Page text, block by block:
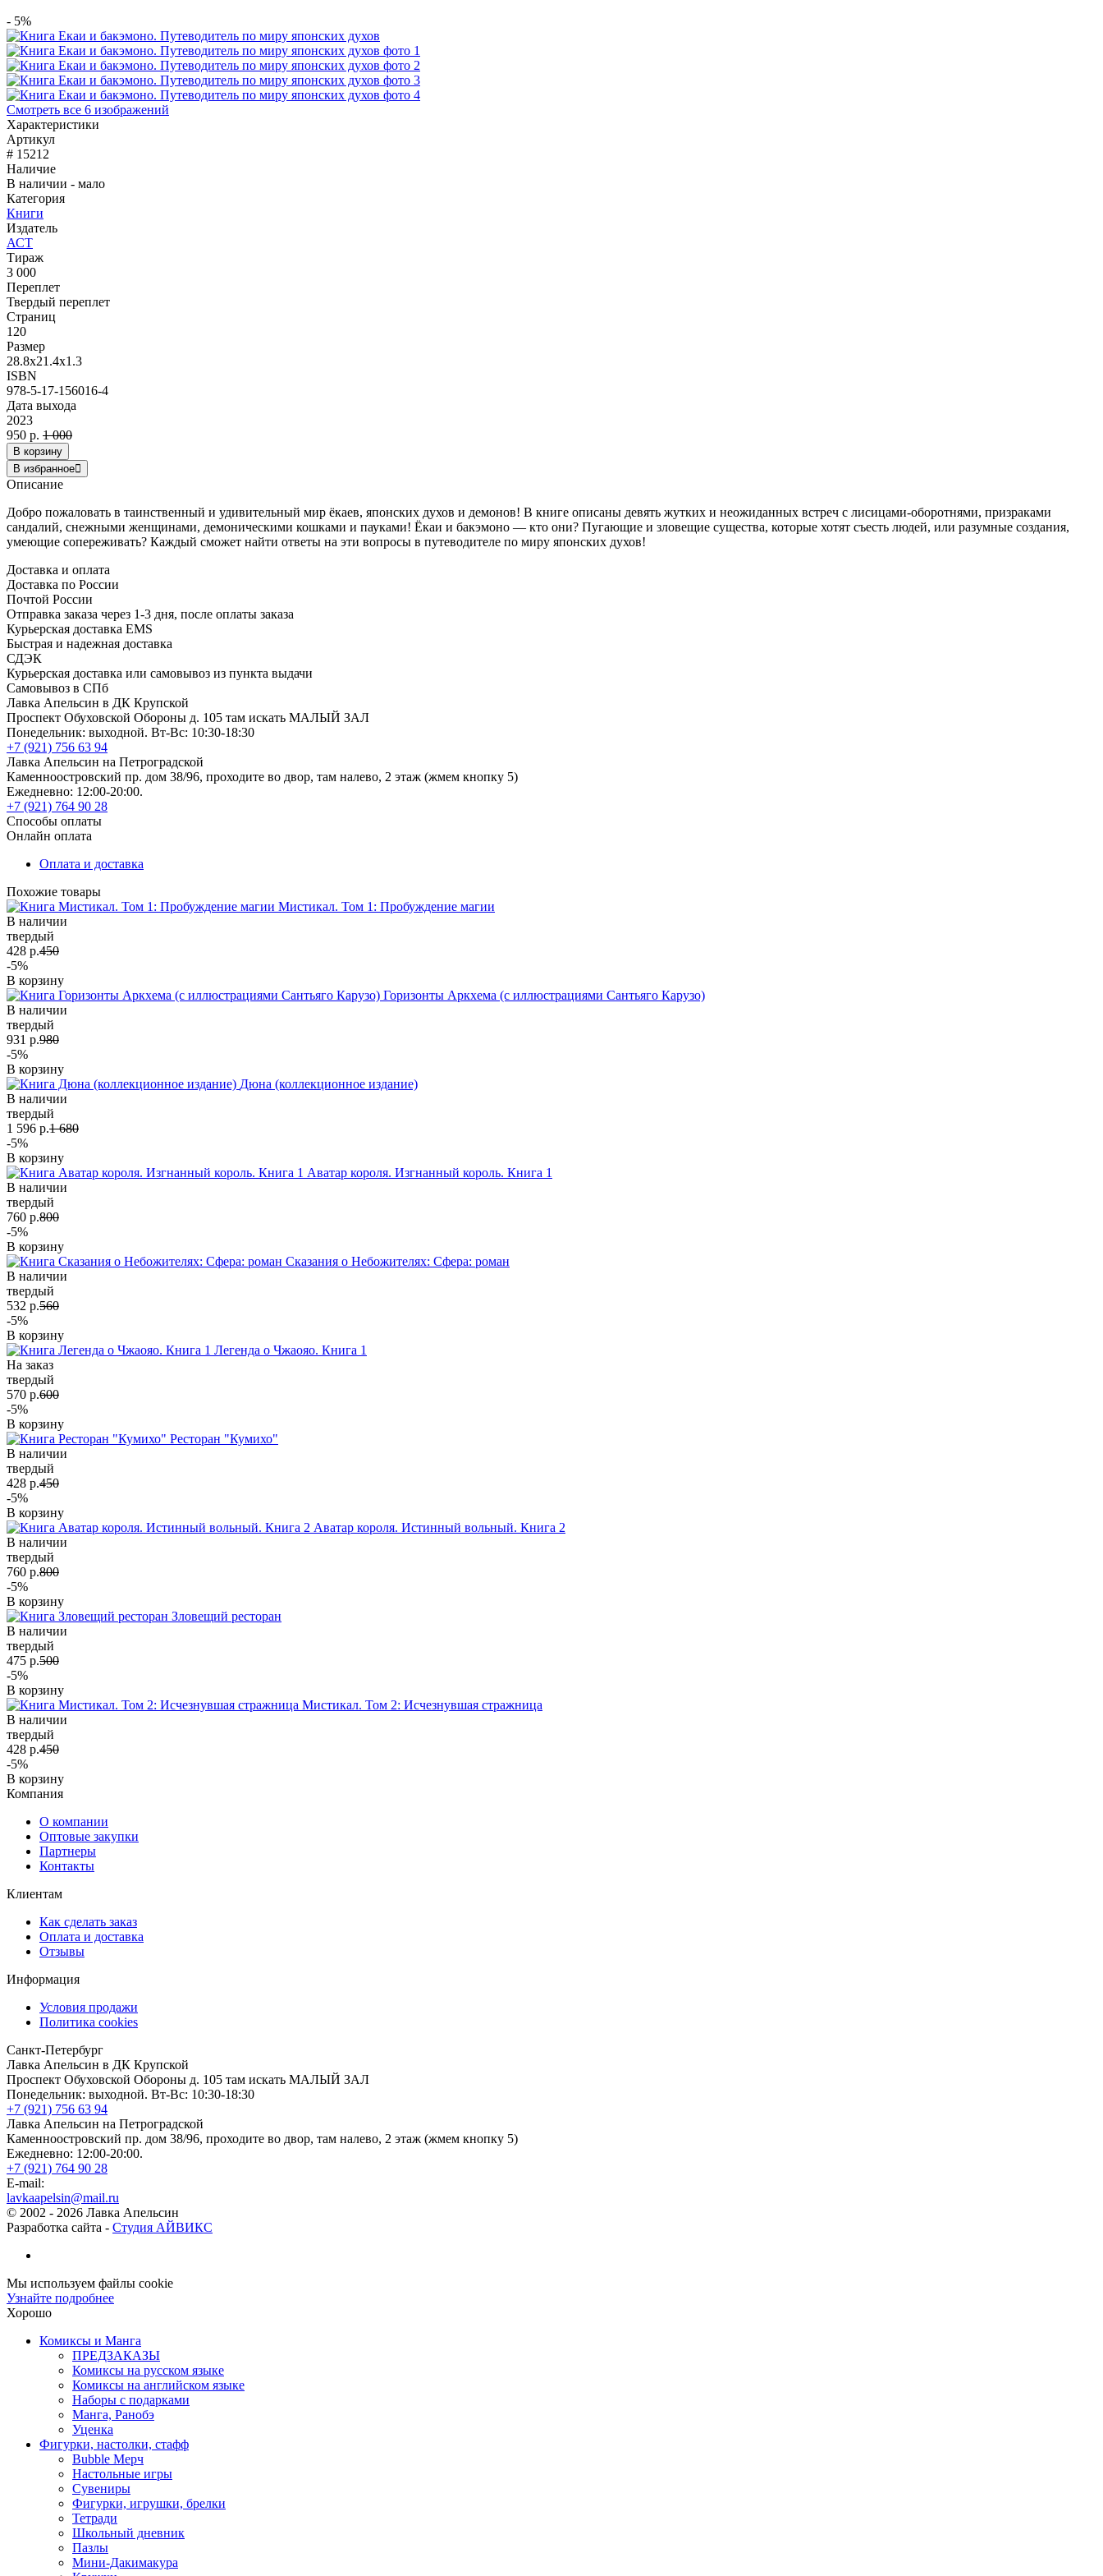
- 5%
Смотреть все 6 изображений
Характеристики
Артикул
# 15212
Наличие
В наличии - мало
Категория
Книги
Издатель
АСТ
Тираж
3 000
Переплет
Твердый переплет
Страниц
120
Размер
28.8x21.4x1.3
ISBN
978-5-17-156016-4
Дата выхода
2023
950 р. 1 000
В корзину
В избранное
Описание
Добро пожаловать в таинственный и удивительный мир ёкаев, японских духов и демонов! В книге описаны девять жутких и неожиданных встреч с лисицами-оборотнями, призраками
сандалий, снежными женщинами, демоническими кошками и пауками! Ёкаи и бакэмоно — кто они? Пугающие и зловещие существа, которые хотят съесть людей, или разумные создания,
умеющие сопереживать? Каждый сможет найти ответы на эти вопросы в путеводителе по миру японских духов!
Доставка и оплата
Доставка по России
Почтой России
Отправка заказа через 1-3 дня, после оплаты заказа
Курьерская доставка EMS
Быстрая и надежная доставка
СДЭК
Курьерская доставка или самовывоз из пункта выдачи
Самовывоз в СПб
Лавка Апельсин в ДК Крупской
Проспект Обуховской Обороны д. 105 там искать МАЛЫЙ ЗАЛ
Понедельник: выходной. Вт-Вс: 10:30-18:30
+7 (921) 756 63 94
Лавка Апельсин на Петроградской
Каменноостровский пр. дом 38/96, проходите во двор, там налево, 2 этаж (жмем кнопку 5)
Ежедневно: 12:00-20:00.
+7 (921) 764 90 28
Способы оплаты
Онлайн оплата
Оплата и доставка
Похожие товары
Мистикал. Том 1: Пробуждение магии
В наличии
твердый
428 р.450
-5%
В корзину
Горизонты Аркхема (с иллюстрациями Сантьяго Карузо)
В наличии
твердый
931 р.980
-5%
В корзину
Дюна (коллекционное издание)
В наличии
твердый
1 596 р.1 680
-5%
В корзину
Аватар короля. Изгнанный король. Книга 1
В наличии
твердый
760 р.800
-5%
В корзину
Сказания о Небожителях: Сфера: роман
В наличии
твердый
532 р.560
-5%
В корзину
Легенда о Чжаояо. Книга 1
На заказ
твердый
570 р.600
-5%
В корзину
Ресторан "Кумихо"
В наличии
твердый
428 р.450
-5%
В корзину
Аватар короля. Истинный вольный. Книга 2
В наличии
твердый
760 р.800
-5%
В корзину
Зловещий ресторан
В наличии
твердый
475 р.500
-5%
В корзину
Мистикал. Том 2: Исчезнувшая стражница
В наличии
твердый
428 р.450
-5%
В корзину
Компания
О компании
Оптовые закупки
Партнеры
Контакты
Клиентам
Как сделать заказ
Оплата и доставка
Отзывы
Информация
Условия продажи
Политика cookies
Санкт-Петербург
Лавка Апельсин в ДК Крупской
Проспект Обуховской Обороны д. 105 там искать МАЛЫЙ ЗАЛ
Понедельник: выходной. Вт-Вс: 10:30-18:30
+7 (921) 756 63 94
Лавка Апельсин на Петроградской
Каменноостровский пр. дом 38/96, проходите во двор, там налево, 2 этаж (жмем кнопку 5)
Ежедневно: 12:00-20:00.
+7 (921) 764 90 28
E-mail:
lavkaapelsin@mail.ru
© 2002 - 2026 Лавка Апельсин
Разработка сайта - Студия АЙВИКС
Мы используем файлы cookie
Узнайте подробнее
Хорошо
Комиксы и Манга
ПРЕДЗАКАЗЫ
Комиксы на русском языке
Комиксы на английском языке
Наборы с подарками
Манга, Ранобэ
Уценка
Фигурки, настолки, стафф
Bubble Мерч
Настольные игры
Сувениры
Фигурки, игрушки, брелки
Тетради
Школьный дневник
Пазлы
Мини-Дакимакура